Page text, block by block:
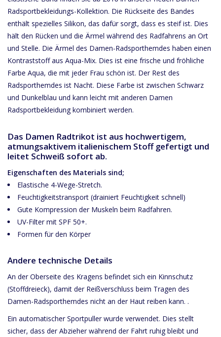
Radsportbekleidungs-Kollektion. Die Rückseite des Bandes
enthält spezielles Silikon, das dafür sorgt, dass es steif ist. Dies
hält den Rücken und die Ärmel während des Radfahrens an Ort
und Stelle. Die Ärmel des Damen-Radsporthemdes haben einen
Kontraststoff aus Aqua-Mix. Dies ist eine frische und fröhliche
Farbe Aqua, die mit jeder Frau schön ist. Der Rest des
Radsporthemdes ist Nacht. Diese Farbe ist zwischen Schwarz
und Dunkelblau und kann leicht mit anderen Damen
Radsportbekleidung kombiniert werden.
Das Damen Radtrikot ist aus hochwertigem,
atmungsaktivem italienischem Stoff gefertigt und
leitet Schweiß sofort ab.
Eigenschaften des Materials sind;
Elastische 4-Wege-Stretch.
Feuchtigkeitstransport (drainiert Feuchtigkeit schnell)
Gute Kompression der Muskeln beim Radfahren.
UV-Filter mit SPF 50+.
Formen für den Körper
Andere technische Details
An der Oberseite des Kragens befindet sich ein Kinnschutz
(Stoffdreieck), damit der Reißverschluss beim Tragen des
Damen-Radsporthemdes nicht an der Haut reiben kann. .
Ein automatischer Sportpuller wurde verwendet. Dies stellt
sicher, dass der Abzieher während der Fahrt ruhig bleibt und